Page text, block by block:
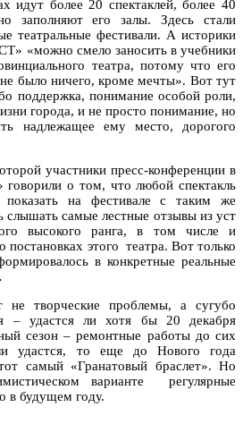
идут более 20 спектаклей, более 40
заполняют его залы. Здесь стали
театральные фестивали. А историки
«можно смело заносить в учебники
театра, потому что его
было ничего, кроме мечты». Вот тут
поддержка, понимание особой роли,
города, и не просто понимание, но
надлежащее ему место, дорогого
участники пресс-конференции в
говорили о том, что любой спектакль
на фестивале с таким же
самые лестные отзывы из уст
высокого ранга, в том числе и
постановках этого театра. Вот только
в конкретные реальные
не творческие проблемы, а сугубо
– удастся ли хотя бы 20 декабря
сезон – ремонтные работы до сих
удастся, то еще до Нового года
самый «Гранатовый браслет». Но
варианте регулярные
в будущем году.